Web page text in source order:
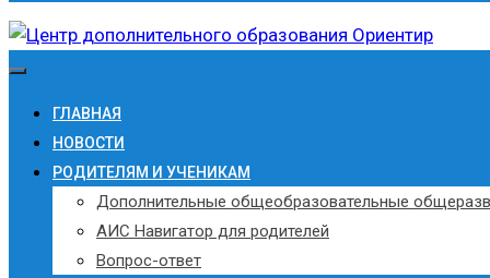
ГЛАВНАЯ
НОВОСТИ
РОДИТЕЛЯМ И УЧЕНИКАМ
Дополнительные общеобразовательные
АИС Навигатор для родителей
Вопрос-ответ